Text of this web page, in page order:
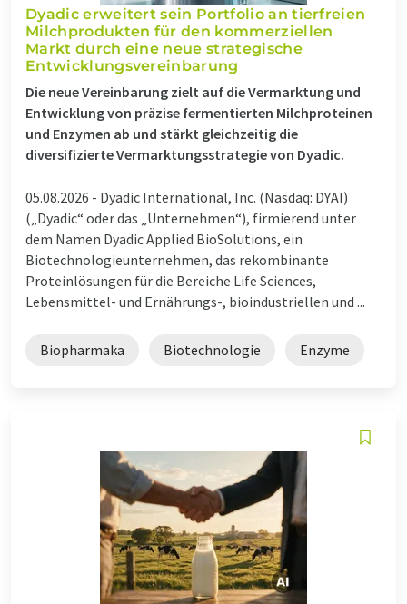
Dyadic erweitert sein Portfolio an tierfreien
Milchprodukten für den kommerziellen
Markt durch eine neue strategische
Entwicklungsvereinbarung
Die neue Vereinbarung zielt auf die Vermarktung und
Entwicklung von präzise fermentierten Milchproteinen
und Enzymen ab und stärkt gleichzeitig die
diversifizierte Vermarktungsstrategie von Dyadic.
05.08.2026 - Dyadic International, Inc. (Nasdaq: DYAI)
(„Dyadic“ oder das „Unternehmen“), firmierend unter
dem Namen Dyadic Applied BioSolutions, ein
Biotechnologieunternehmen, das rekombinante
Proteinlösungen für die Bereiche Life Sciences,
Lebensmittel- und Ernährungs-, bioindustriellen und ...
Biopharmaka Biotechnologie Enzyme